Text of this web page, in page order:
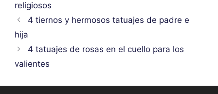
religiosos
4 tiernos y hermosos tatuajes de padre e
hija
4 tatuajes de rosas en el cuello para los
valientes